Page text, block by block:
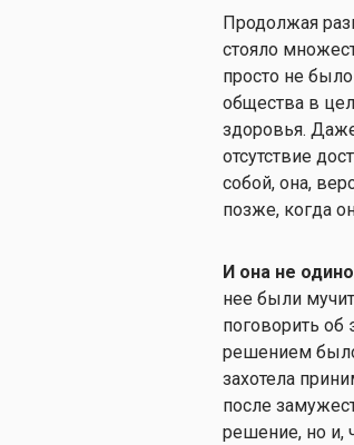
Продолжая
стояло
просто не
общества в
здоровья.
отсутствие
собой, она,
позже, когда
И она не
нее были
поговорить об
решением
захотела
после
решение, но и,